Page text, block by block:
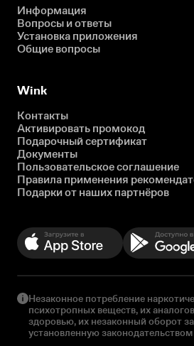
Информация
Вопросы и ответы
Установка приложения
Общие вопросы
Wink
Контакты
Активировать промокод
Подарочный сертификат
Документы
Пользовательское соглашение
Правила применения
Подарки от наших партнёров
Незаконное потребление
психотропных веществ, их
здоровью, их незаконный оборот
установленную законодательством